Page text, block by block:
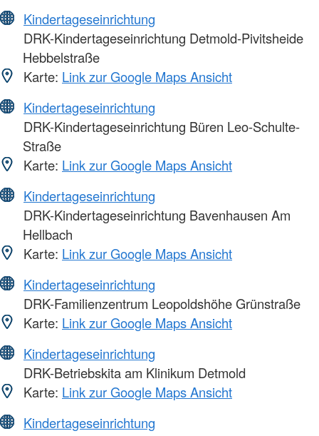
Kindertageseinrichtung
DRK-Kindertageseinrichtung Detmold-Pivitsheide
Hebbelstraße
Karte: Link zur Google Maps Ansicht
Kindertageseinrichtung
DRK-Kindertageseinrichtung Büren Leo-Schulte-
Straße
Karte: Link zur Google Maps Ansicht
Kindertageseinrichtung
DRK-Kindertageseinrichtung Bavenhausen Am
Hellbach
Karte: Link zur Google Maps Ansicht
Kindertageseinrichtung
DRK-Familienzentrum Leopoldshöhe Grünstraße
Karte: Link zur Google Maps Ansicht
Kindertageseinrichtung
DRK-Betriebskita am Klinikum Detmold
Karte: Link zur Google Maps Ansicht
Kindertageseinrichtung